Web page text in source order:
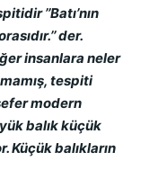
’’Batı’nın
der.
insanlara neler
tespiti
modern
balık küçük
Küçük balıkların